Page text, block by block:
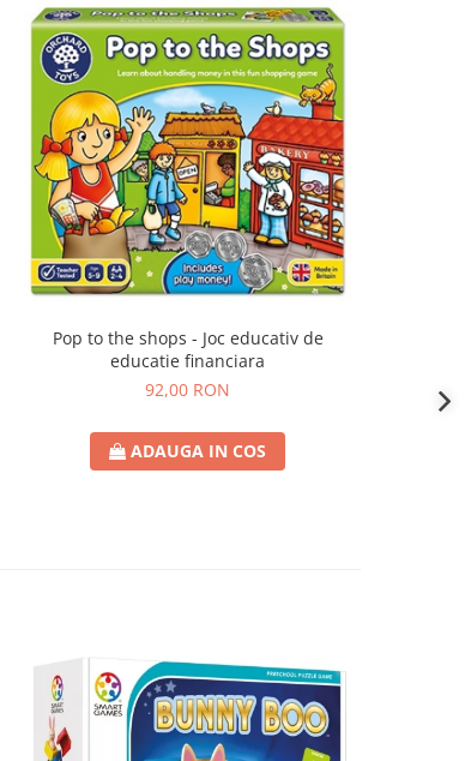
Pop to the shops - Joc educativ de
educatie financiara
92,00 RON
ADAUGA IN COS